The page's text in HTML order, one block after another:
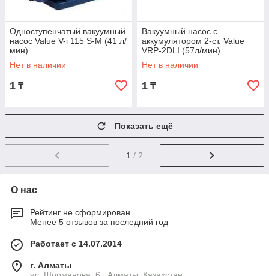
Одноступенчатый вакуумный
насос Value V-i 115 S-M (41 л/
мин)
Нет в наличии
1 ₸
Вакуумный насос с
аккумулятором 2-ст. Value
VRP-2DLI (57л/мин)
Нет в наличии
1 ₸
Показать ещё
1 / 2
О нас
Рейтинг не сформирован
Менее 5 отзывов за последний год
Работает с 14.07.2014
г. Алматы